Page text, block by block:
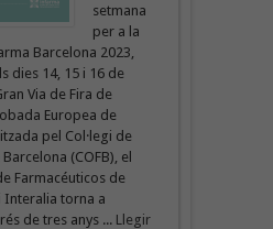
setmana
per a la
Barcelona 2023,
dies 14, 15 i 16 de
Via de Fira de
Europea de
pel Col·legi de
(COFB), el
Farmacéuticos de
Interalia torna a
de tres anys ... Llegir